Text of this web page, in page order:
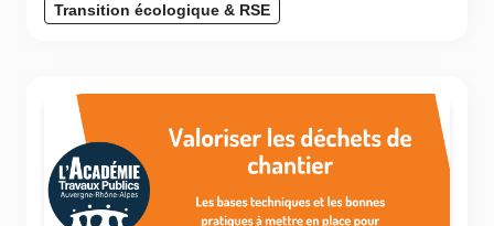
Transition écologique & RSE